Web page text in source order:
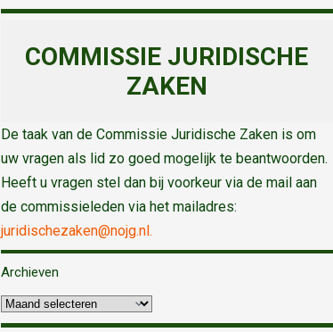
COMMISSIE JURIDISCHE
ZAKEN
De taak van de Commissie Juridische Zaken is om
uw vragen als lid zo goed mogelijk te beantwoorden.
Heeft u vragen stel dan bij voorkeur via de mail aan
de commissieleden via het mailadres:
juridischezaken@nojg.nl.
Archieven